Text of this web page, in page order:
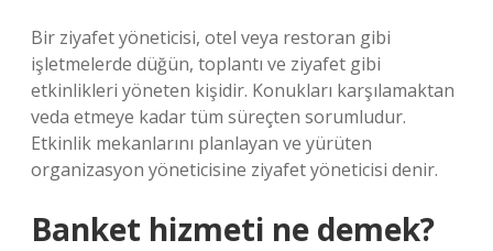
Bir ziyafet yöneticisi, otel veya restoran gibi
işletmelerde düğün, toplantı ve ziyafet gibi
etkinlikleri yöneten kişidir. Konukları karşılamaktan
veda etmeye kadar tüm süreçten sorumludur.
Etkinlik mekanlarını planlayan ve yürüten
organizasyon yöneticisine ziyafet yöneticisi denir.
Banket hizmeti ne demek?